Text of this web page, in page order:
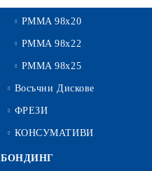
PMMA 98x20
PMMA 98x22
PMMA 98x25
Восъчни Дискове
ФРЕЗИ
КОНСУМАТИВИ
БОНДИНГ